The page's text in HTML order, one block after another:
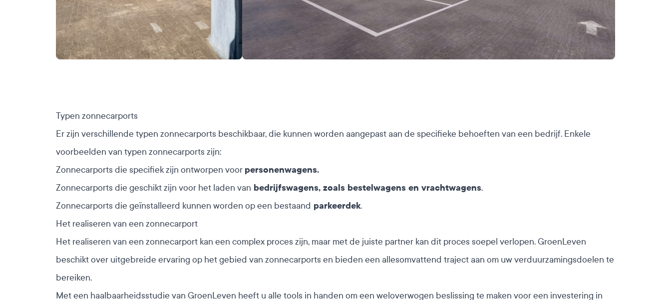
Typen zonnecarports
Er zijn verschillende typen zonnecarports beschikbaar, die kunnen worden aangepast aan de specifieke behoeften van een bedrijf. Enkele
voorbeelden van typen zonnecarports zijn:
Zonnecarports die specifiek zijn ontworpen voor personenwagens.
Zonnecarports die geschikt zijn voor het laden van bedrijfswagens, zoals bestelwagens en vrachtwagens.
Zonnecarports die geïnstalleerd kunnen worden op een bestaand parkeerdek.
Het realiseren van een zonnecarport
Het realiseren van een zonnecarport kan een complex proces zijn, maar met de juiste partner kan dit proces soepel verlopen. GroenLeven
beschikt over uitgebreide ervaring op het gebied van zonnecarports en bieden een allesomvattend traject aan om uw verduurzamingsdoelen te
bereiken.
Met een haalbaarheidsstudie van GroenLeven heeft u alle tools in handen om een weloverwogen beslissing te maken voor een investering in